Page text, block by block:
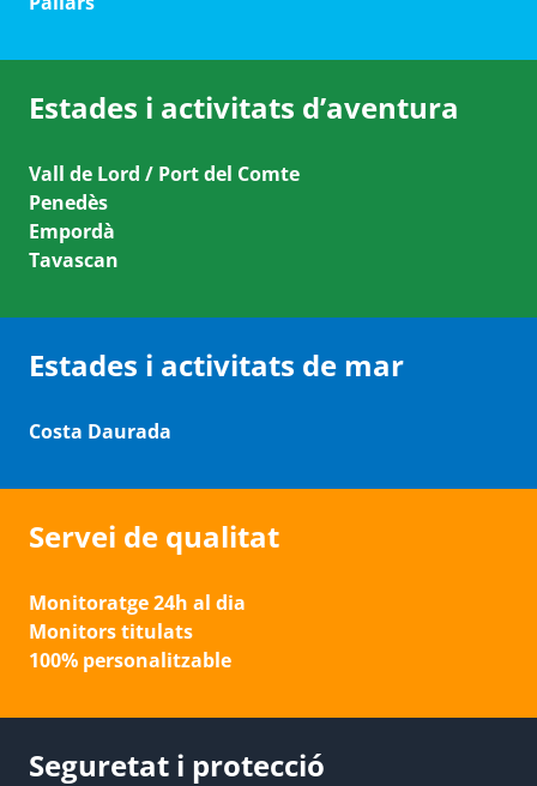
Estades i activitats d’aventura
Vall de Lord / Port del Comte
Penedès
Empordà
Tavascan
Estades i activitats de mar
Costa Daurada
Servei de qualitat
Monitoratge 24h al dia
Monitors titulats
100% personalitzable
Seguretat i protecció